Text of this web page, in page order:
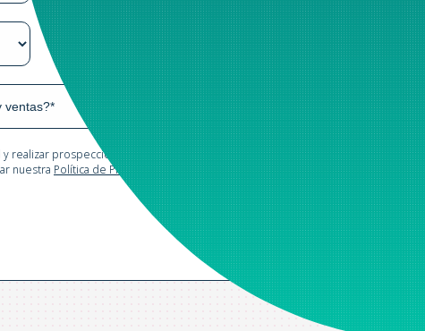
prospección comercial. Los campos marcados con un asterisco son
nuestra Política de Privacidad*.